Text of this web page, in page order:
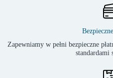
Zapewniamy w pełni bezpieczne
standardami